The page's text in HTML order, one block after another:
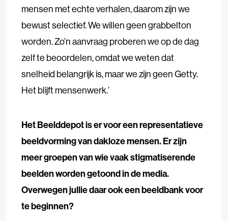
mensen met echte verhalen, daarom zijn we
bewust selectief. We willen geen grabbelton
worden. Zo’n aanvraag proberen we op de dag
zelf te beoordelen, omdat we weten dat
snelheid belangrijk is, maar we zijn geen Getty.
Het blijft mensenwerk.’
Het Beelddepot is er voor een representatieve
beeldvorming van dakloze mensen. Er zijn
meer groepen van wie vaak stigmatiserende
beelden worden getoond in de media.
Overwegen jullie daar ook een beeldbank voor
te beginnen?